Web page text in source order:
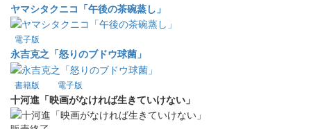
ヤマシタクニコ「午後の茶碗蒸し」
電子版
永吉克之「怒りのブドウ球菌」
書籍版 電子版
十河進「映画がなければ生きていけない」